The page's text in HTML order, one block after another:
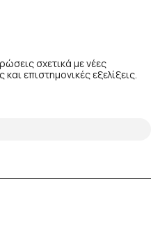
σχετικά με νέες
επιστημονικές εξελίξεις.